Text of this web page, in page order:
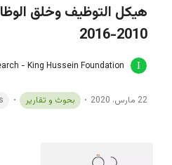
هيكل التوظيف وخلق
2010-2016
- King Hussein Foundation
22 مارس، 2020 بحوث و تقارير